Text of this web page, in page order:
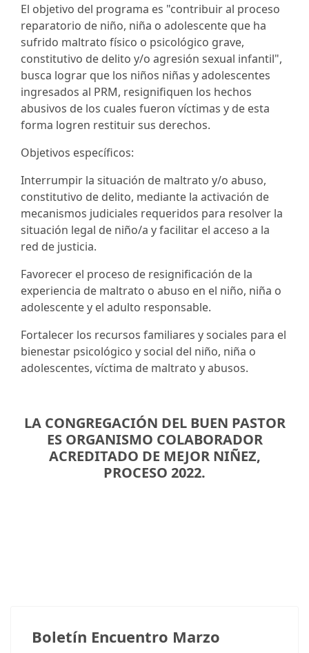
El objetivo del programa es "contribuir al proceso
reparatorio de niño, niña o adolescente que ha
sufrido maltrato físico o psicológico grave,
constitutivo de delito y/o agresión sexual infantil",
busca lograr que los niños niñas y adolescentes
ingresados al PRM, resignifiquen los hechos
abusivos de los cuales fueron víctimas y de esta
forma logren restituir sus derechos.
Objetivos específicos:
Interrumpir la situación de maltrato y/o abuso,
constitutivo de delito, mediante la activación de
mecanismos judiciales requeridos para resolver la
situación legal de niño/a y facilitar el acceso a la
red de justicia.
Favorecer el proceso de resignificación de la
experiencia de maltrato o abuso en el niño, niña o
adolescente y el adulto responsable.
Fortalecer los recursos familiares y sociales para el
bienestar psicológico y social del niño, niña o
adolescentes, víctima de maltrato y abusos.
LA CONGREGACIÓN DEL BUEN PASTOR
ES ORGANISMO COLABORADOR
ACREDITADO DE MEJOR NIÑEZ,
PROCESO 2022.
Boletín Encuentro Marzo